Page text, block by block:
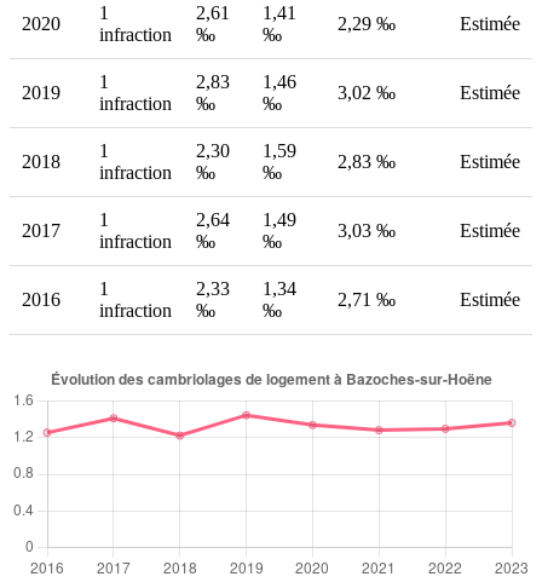
2020
1
infraction
2,61
‰
1,41
‰
2,29 ‰ Estimée
2019
1
infraction
2,83
‰
1,46
‰
3,02 ‰ Estimée
2018
1
infraction
2,30
‰
1,59
‰
2,83 ‰ Estimée
2017
1
infraction
2,64
‰
1,49
‰
3,03 ‰ Estimée
2016
1
infraction
2,33
‰
1,34
‰
2,71 ‰ Estimée